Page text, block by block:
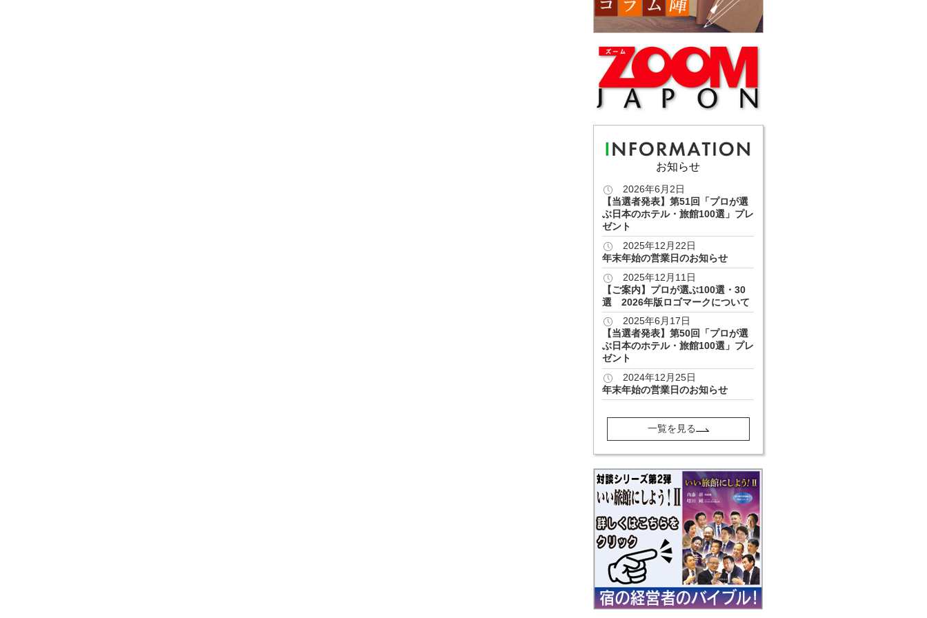
お知らせ
2026年6月2日
【当選者発表】第51回「プロが選
ぶ日本のホテル・旅館100選」プレ
ゼント
2025年12月22日
年末年始の営業日のお知らせ
2025年12月11日
【ご案内】プロが選ぶ100選・30
選 2026年版ロゴマークについて
2025年6月17日
【当選者発表】第50回「プロが選
ぶ日本のホテル・旅館100選」プレ
ゼント
2024年12月25日
年末年始の営業日のお知らせ
一覧を見る